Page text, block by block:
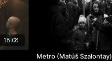
18:08
Metro (Matúš Szalontay)